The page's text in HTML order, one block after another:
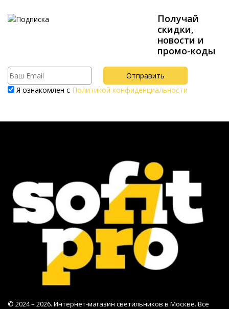
Получай
скидки,
новости и
промо-коды
Я ознакомлен с Политикой конфиденциальности
© 2024 – 2026. Интернет-магазин светильников в Москве. Все